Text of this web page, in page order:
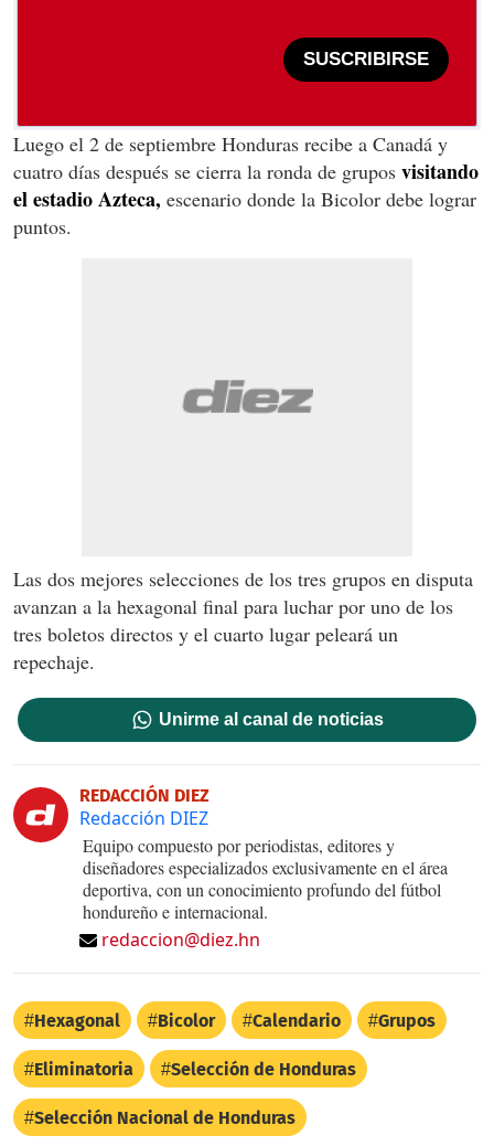
SUSCRIBIRSE
Luego el 2 de septiembre Honduras recibe a Canadá y
cuatro días después se cierra la ronda de grupos visitando
el estadio Azteca, escenario donde la Bicolor debe lograr
puntos.
Las dos mejores selecciones de los tres grupos en disputa
avanzan a la hexagonal final para luchar por uno de los
tres boletos directos y el cuarto lugar peleará un
repechaje.
Unirme al canal de noticias
REDACCIÓN DIEZ
Redacción DIEZ
Equipo compuesto por periodistas, editores y
diseñadores especializados exclusivamente en el área
deportiva, con un conocimiento profundo del fútbol
hondureño e internacional.
redaccion@diez.hn
Hexagonal Bicolor Calendario Grupos
Eliminatoria Selección de Honduras
Selección Nacional de Honduras